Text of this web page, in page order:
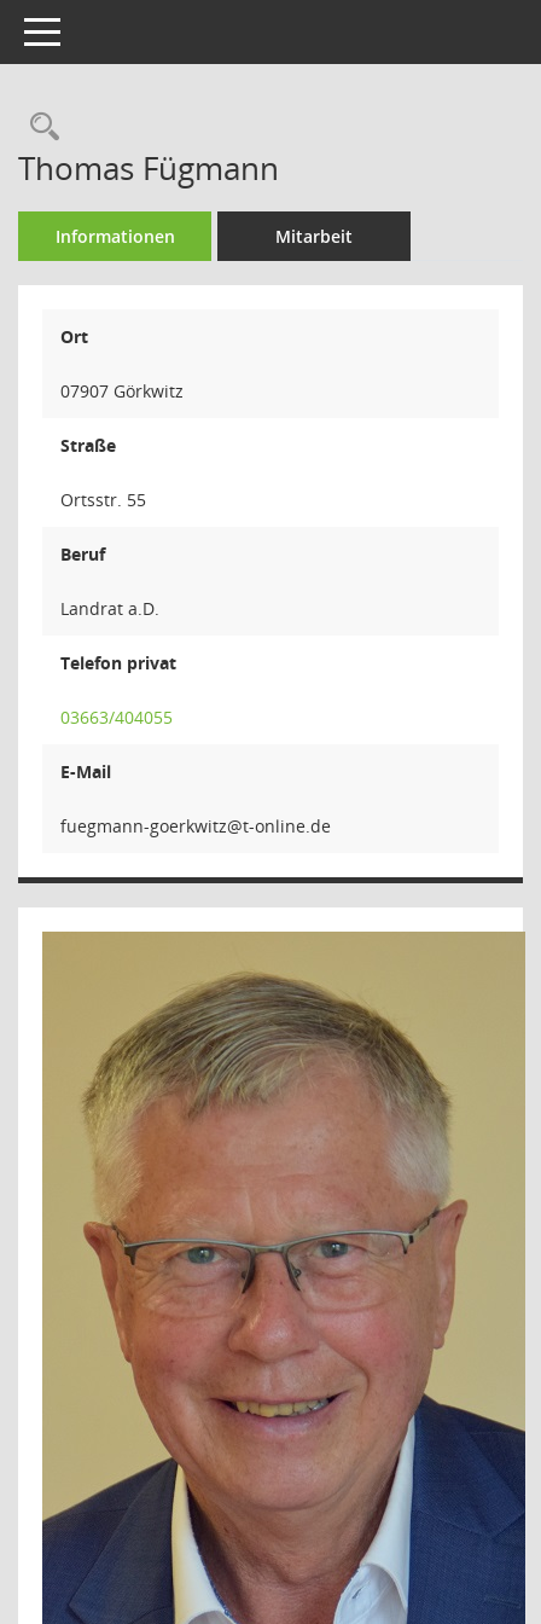
Toggle navigation
Rechercheauswahl
Thomas Fügmann
Informationen Mitarbeit
Ort
07907 Görkwitz
Straße
Ortsstr. 55
Beruf
Landrat a.D.
Telefon privat
03663/404055
E-Mail
ztiwkreog